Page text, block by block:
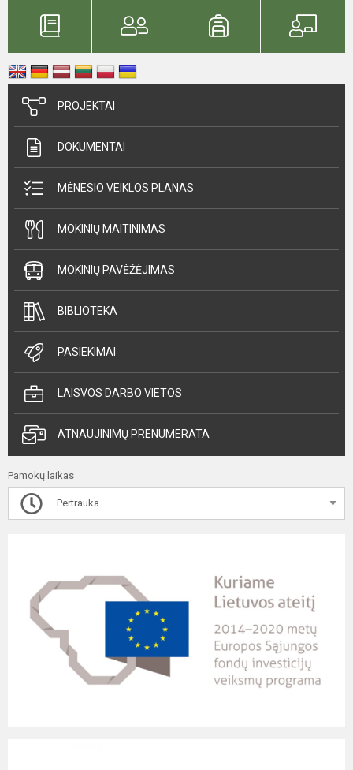
PROJEKTAI
DOKUMENTAI
MĖNESIO VEIKLOS PLANAS
MOKINIŲ MAITINIMAS
MOKINIŲ PAVĖŽĖJIMAS
BIBLIOTEKA
PASIEKIMAI
LAISVOS DARBO VIETOS
ATNAUJINIMŲ PRENUMERATA
Pamokų laikas
Pertrauka